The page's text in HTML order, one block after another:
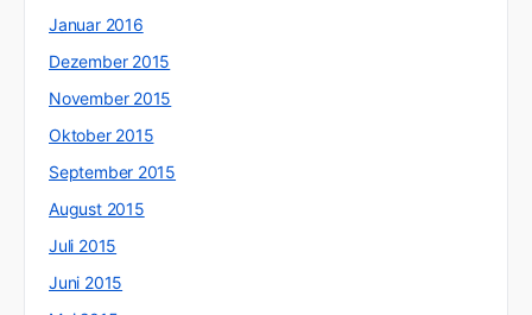
Januar 2016
Dezember 2015
November 2015
Oktober 2015
September 2015
August 2015
Juli 2015
Juni 2015